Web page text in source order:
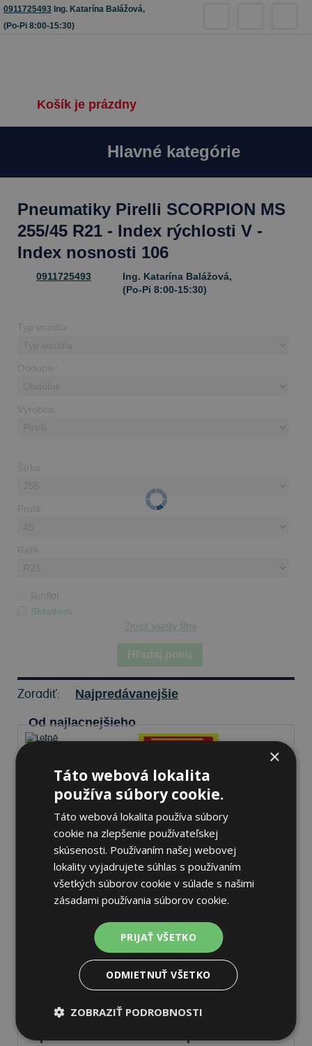
0911725493 Ing. Katarína Balážová,
(Po-Pi 8:00-15:30)
Košík je prázdny
Hlavné kategórie
Pneumatiky Pirelli SCORPION MS
255/45 R21 - Index rýchlosti V -
Index nosnosti 106
0911725493
Ing. Katarína Balážová,
(Po-Pi 8:00-15:30)
Typ vozidla:
Obdobie:
Výrobca:
Šírka:
Profil:
Ráfik:
Runflat
Skladom
Zrušiť všetky filtre
Hľadaj pneu
Zoradiť: Najpredávanejšie
Od najlacnejšieho
Pirelli SCORPION MS
255/45 R21 106 V Letné
A B 71 dB
Na sklade 5 ks-K odberu na predajni 13.8.2026
K odberu na17 pobočkách
Pneumatiky Pirelli – kvalita a
spoľahlivosť na každej ceste
×
Táto webová lokalita
používa súbory cookie.
Táto webová lokalita používa súbory
cookie na zlepšenie používateľskej
skúsenosti. Používaním našej webovej
lokality vyjadrujete súhlas s používaním
všetkých súborov cookie v súlade s našimi
zásadami používania súborov cookie.
PRIJAŤ VŠETKO
ODMIETNUŤ VŠETKO
ZOBRAZIŤ PODROBNOSTI